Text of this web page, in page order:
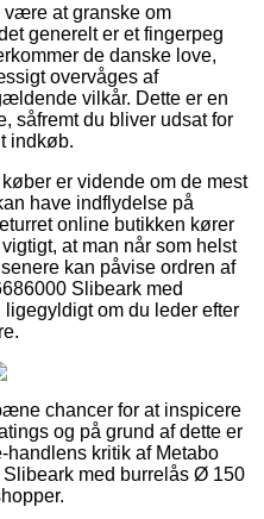
være at granske om
generelt er et fingerpeg
de danske love,
overvåges af
vilkår. Dette er en
såfremt du bliver udsat for
indkøb.
er vidende om de mest
have indflydelse på
online butikken kører
at man når som helst
kan påvise ordren af
Slibeark med
om du leder efter
chancer for at inspicere
og på grund af dette er
kritik af Metabo
med burrelås Ø 150